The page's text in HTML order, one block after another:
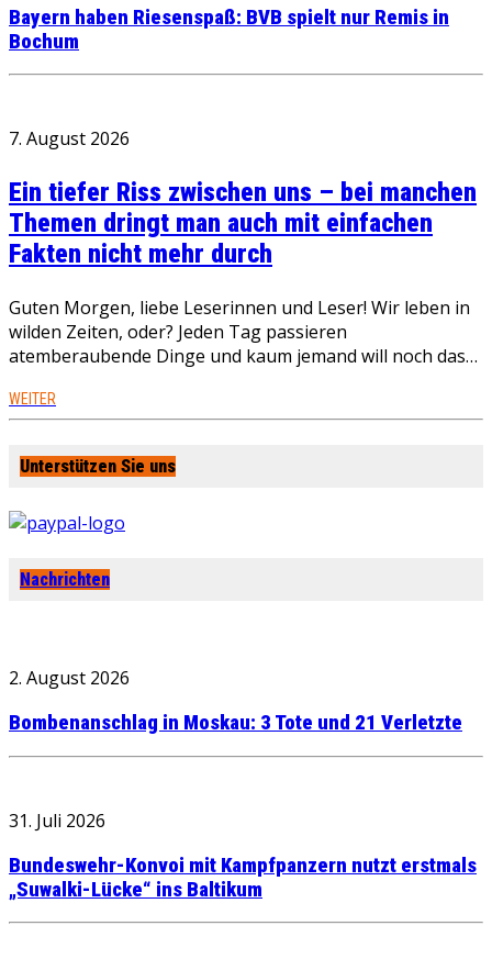
Bayern haben Riesenspaß: BVB spielt nur Remis in
Bochum
7. August 2026
Ein tiefer Riss zwischen uns – bei manchen
Themen dringt man auch mit einfachen
Fakten nicht mehr durch
Guten Morgen, liebe Leserinnen und Leser! Wir leben in
wilden Zeiten, oder? Jeden Tag passieren
atemberaubende Dinge und kaum jemand will noch das…
WEITER
Unterstützen Sie uns
Nachrichten
2. August 2026
Bombenanschlag in Moskau: 3 Tote und 21 Verletzte
31. Juli 2026
Bundeswehr-Konvoi mit Kampfpanzern nutzt erstmals
„Suwalki-Lücke“ ins Baltikum